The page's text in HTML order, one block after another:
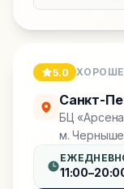
5.0
Санкт-
БЦ
м.